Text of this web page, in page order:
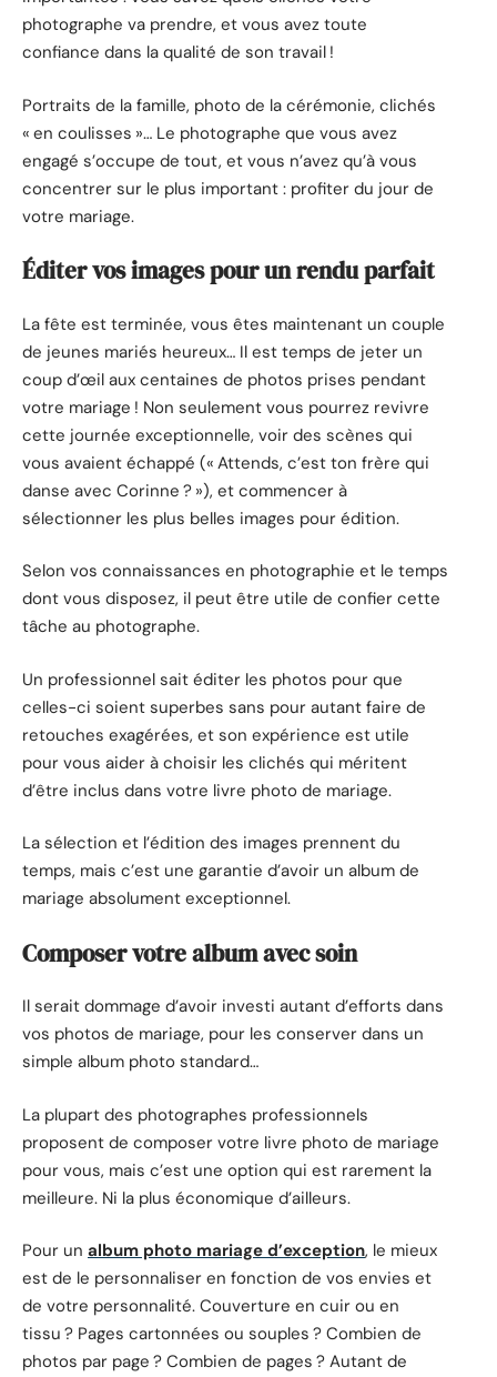
photographe va prendre, et vous avez toute
confiance dans la qualité de son travail !
Portraits de la famille, photo de la cérémonie, clichés
« en coulisses »… Le photographe que vous avez
engagé s’occupe de tout, et vous n’avez qu’à vous
concentrer sur le plus important : profiter du jour de
votre mariage.
Éditer vos images pour un rendu parfait
La fête est terminée, vous êtes maintenant un couple
de jeunes mariés heureux… Il est temps de jeter un
coup d’œil aux centaines de photos prises pendant
votre mariage ! Non seulement vous pourrez revivre
cette journée exceptionnelle, voir des scènes qui
vous avaient échappé (« Attends, c’est ton frère qui
danse avec Corinne ? »), et commencer à
sélectionner les plus belles images pour édition.
Selon vos connaissances en photographie et le temps
dont vous disposez, il peut être utile de confier cette
tâche au photographe.
Un professionnel sait éditer les photos pour que
celles-ci soient superbes sans pour autant faire de
retouches exagérées, et son expérience est utile
pour vous aider à choisir les clichés qui méritent
d’être inclus dans votre livre photo de mariage.
La sélection et l’édition des images prennent du
temps, mais c’est une garantie d’avoir un album de
mariage absolument exceptionnel.
Composer votre album avec soin
Il serait dommage d’avoir investi autant d’efforts dans
vos photos de mariage, pour les conserver dans un
simple album photo standard…
La plupart des photographes professionnels
proposent de composer votre livre photo de mariage
pour vous, mais c’est une option qui est rarement la
meilleure. Ni la plus économique d’ailleurs.
Pour un album photo mariage d’exception, le mieux
est de le personnaliser en fonction de vos envies et
de votre personnalité. Couverture en cuir ou en
tissu ? Pages cartonnées ou souples ? Combien de
photos par page ? Combien de pages ? Autant de